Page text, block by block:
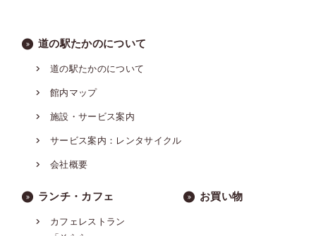
道の駅たかのについて
道の駅たかのについて
館内マップ
施設・サービス案内
サービス案内：レンタサイクル
会社概要
ランチ・カフェ
カフェレストラン
お買い物